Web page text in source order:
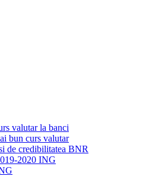
valutar la banci
bun curs valutar
de credibilitatea BNR
2020 ING